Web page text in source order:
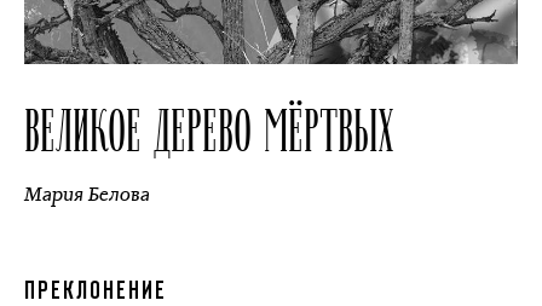
ВЕЛИКОЕ ДЕРЕВО МЁРТВЫХ
Мария Белова
ПРЕКЛОНЕНИЕ